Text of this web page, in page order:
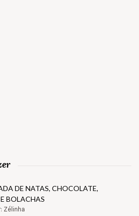
DE NATAS, CHOCOLATE,
BOLACHAS
Zélinha